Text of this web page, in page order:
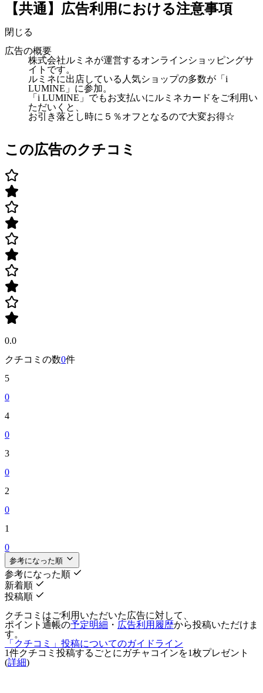
【共通】広告利用における注意事項
閉じる
広告の概要
株式会社ルミネが運営するオンラインショッピングサ
イトです。
ルミネに出店している人気ショップの多数が「i
LUMINE」に参加。
「i LUMINE」でもお支払いにルミネカードをご利用い
ただいくと、
お引き落とし時に５％オフとなるので大変お得☆
この広告のクチコミ
0.0
クチコミの数0件
5
0
4
0
3
0
2
0
1
0
参考になった順
参考になった順
新着順
投稿順
クチコミはご利用いただいた広告に対して、
ポイント通帳の予定明細 ・ 広告利用履歴から投稿いただけま
す。
「クチコミ」投稿についてのガイドライン
1件クチコミ投稿するごとに ガチャコインを1枚プレゼント
(詳細)